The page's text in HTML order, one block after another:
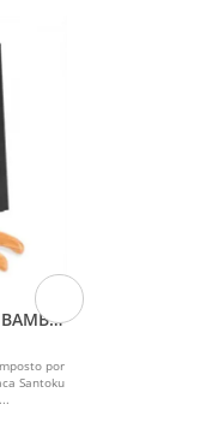
- 4
por
Santoku